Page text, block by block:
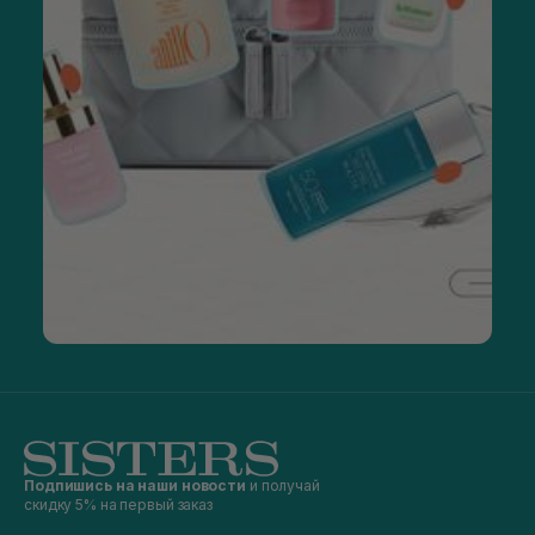
Подпишись на наши новости и получай
скидку 5% на первый заказ